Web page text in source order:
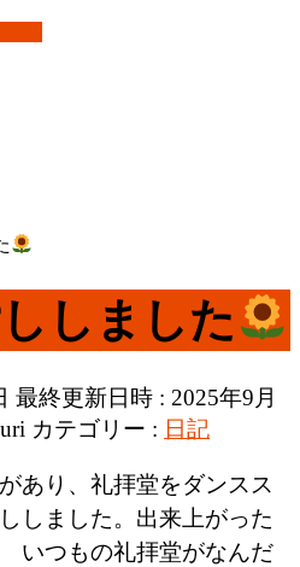
しました
最終更新日時 : 2025年9月
カテゴリー : 日記
あり、礼拝堂をダンスス
しました。出来上がった
いつもの礼拝堂がなんだ